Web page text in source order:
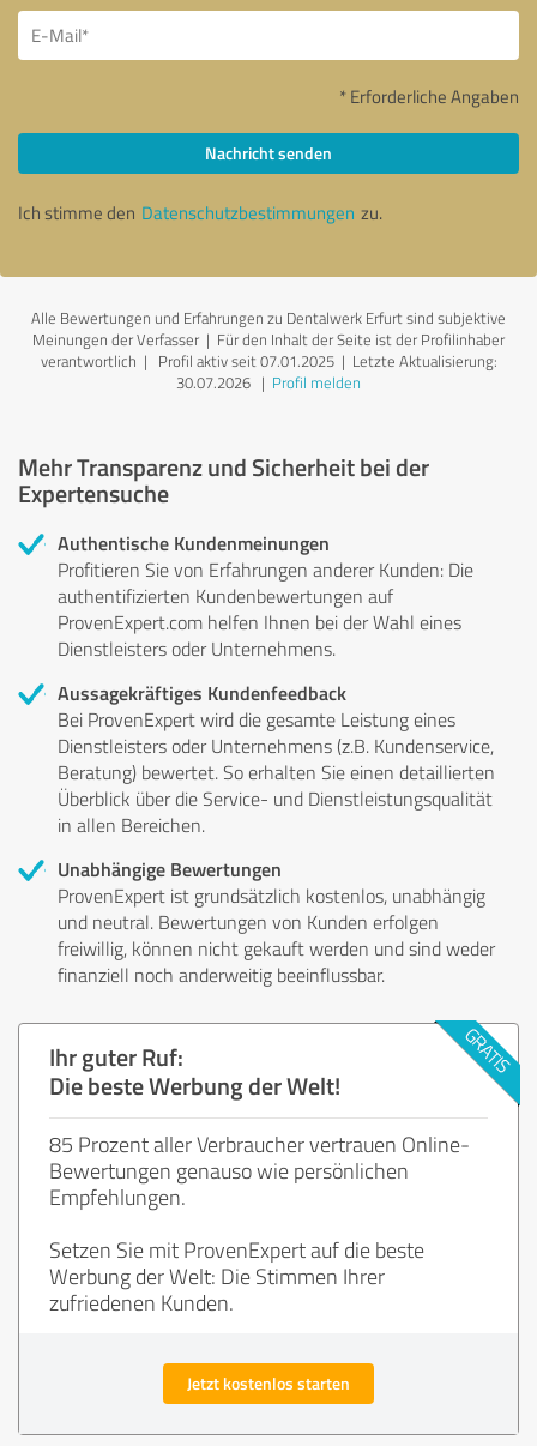
* Erforderliche Angaben
Nachricht senden
Ich stimme den Datenschutzbestimmungen zu.
Alle Bewertungen und Erfahrungen zu Dentalwerk Erfurt sind subjektive
Meinungen der Verfasser | Für den Inhalt der Seite ist der Profilinhaber
verantwortlich | Profil aktiv seit 07.01.2025 | Letzte Aktualisierung:
30.07.2026 | Profil melden
Mehr Transparenz und Sicherheit bei der
Expertensuche
Authentische Kundenmeinungen
Profitieren Sie von Erfahrungen anderer Kunden: Die
authentifizierten Kundenbewertungen auf
ProvenExpert.com helfen Ihnen bei der Wahl eines
Dienstleisters oder Unternehmens.
Aussagekräftiges Kundenfeedback
Bei ProvenExpert wird die gesamte Leistung eines
Dienstleisters oder Unternehmens (z.B. Kundenservice,
Beratung) bewertet. So erhalten Sie einen detaillierten
Überblick über die Service- und Dienstleistungsqualität
in allen Bereichen.
Unabhängige Bewertungen
ProvenExpert ist grundsätzlich kostenlos, unabhängig
und neutral. Bewertungen von Kunden erfolgen
freiwillig, können nicht gekauft werden und sind weder
finanziell noch anderweitig beeinflussbar.
Ihr guter Ruf:
Die beste Werbung der Welt!
85 Prozent aller Verbraucher vertrauen Online-
Bewertungen genauso wie persönlichen
Empfehlungen.
Setzen Sie mit ProvenExpert auf die beste
Werbung der Welt: Die Stimmen Ihrer
zufriedenen Kunden.
Jetzt kostenlos starten